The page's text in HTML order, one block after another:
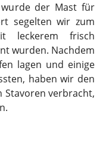
der Mast für
segelten wir zum
leckerem frisch
wurden. Nachdem
lagen und einige
haben wir den
Stavoren verbracht,